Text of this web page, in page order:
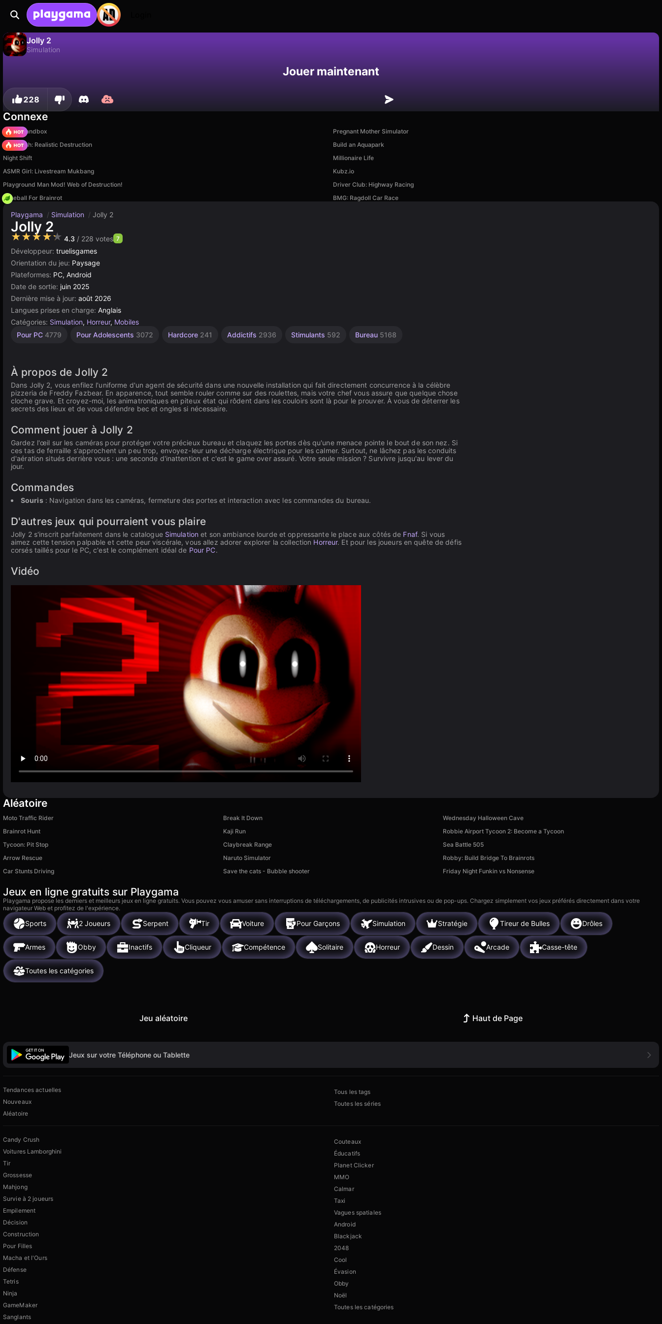
Jolly 2
Simulation
Jouer maintenant
228
Connexe
Melon Sandbox
Pregnant Mother Simulator
Car Crush: Realistic Destruction
Build an Aquapark
Night Shift
Millionaire Life
ASMR Girl: Livestream Mukbang
Kubz.io
Playground Man Mod! Web of Destruction!
Driver Club: Highway Racing
Baseball For Brainrot
BMG: Ragdoll Car Race
Playgama / Simulation / Jolly 2
Jolly 2
★★★★★ 4.3 / 228 votes 7
Développeur: truelisgames
Orientation du jeu: Paysage
Plateformes: PC, Android
Date de sortie: juin 2025
Dernière mise à jour: août 2026
Langues prises en charge: Anglais
Catégories: Simulation, Horreur, Mobiles
Pour PC 4779 Pour Adolescents 3072 Hardcore 241 Addictifs 2936 Stimulants 592 Bureau 5168
Indépendants
Haute
Russes
Navigateur
À propos de Jolly 2
Dans Jolly 2, vous enfilez l'uniforme d'un agent de sécurité dans une nouvelle installation qui fait directement concurrence à la célèbre
pizzeria de Freddy Fazbear. En apparence, tout semble rouler comme sur des roulettes, mais votre chef vous assure que quelque chose
cloche grave. Et croyez-moi, les animatroniques en piteux état qui rôdent dans les couloirs sont là pour le prouver. À vous de déterrer les
secrets des lieux et de vous défendre bec et ongles si nécessaire.
Comment jouer à Jolly 2
Gardez l'œil sur les caméras pour protéger votre précieux bureau et claquez les portes dès qu'une menace pointe le bout de son nez. Si
ces tas de ferraille s'approchent un peu trop, envoyez-leur une décharge électrique pour les calmer. Surtout, ne lâchez pas les conduits
d'aération situés derrière vous : une seconde d'inattention et c'est le game over assuré. Votre seule mission ? Survivre jusqu'au lever du
jour.
Commandes
Souris: Navigation dans les caméras, fermeture des portes et interaction avec les commandes du bureau.
D'autres jeux qui pourraient vous plaire
Jolly 2 s'inscrit parfaitement dans le catalogue Simulation et son ambiance lourde et oppressante le place aux côtés de Fnaf. Si vous
aimez cette tension palpable et cette peur viscérale, vous allez adorer explorer la collection Horreur. Et pour les joueurs en quête de défis
corsés taillés pour le PC, c'est le complément idéal de Pour PC.
Vidéo
Aléatoire
Moto Traffic Rider Break It Down
Wednesday Halloween Cave
Brainrot Hunt
Kaji Run
Robbie Airport Tycoon 2: Become a Tycoon
Tycoon: Pit Stop
Claybreak Range
Sea Battle 505
Arrow Rescue
Naruto Simulator
Robby: Build Bridge To Brainrots
Car Stunts Driving
Save the cats - Bubble shooter Friday Night Funkin vs Nonsense
Jeux en ligne gratuits sur Playgama
Playgama propose les derniers et meilleurs jeux en ligne gratuits. Vous pouvez vous amuser sans interruptions de téléchargements, de publicités intrusives ou de pop-ups. Chargez simplement vos jeux préférés directement dans votre
navigateur Web et profitez de l'expérience.
Sports 2 Joueurs Serpent Tir Voiture Pour Garçons Simulation Stratégie Tireur de Bulles Drôles
Armes Obby Inactifs Cliqueur Compétence Solitaire Horreur Dessin Arcade Casse-tête
Toutes les catégories
Jeu aléatoire Haut de Page
Jeux sur votre Téléphone ou Tablette
Tendances actuelles
Nouveaux
Aléatoire
Tous les tags
Toutes les séries
Candy Crush
Voitures Lamborghini
Tir
Grossesse
Mahjong
Survie à 2 joueurs
Empilement
Décision
Construction
Pour Filles
Macha et l'Ours
Défense
Tetris
Ninja
GameMaker
Sanglants
Couteaux
Éducatifs
Planet Clicker
MMO
Calmar
Taxi
Vagues spatiales
Android
Blackjack
2048
Cool
Évasion
Obby
Noël
Toutes les catégories